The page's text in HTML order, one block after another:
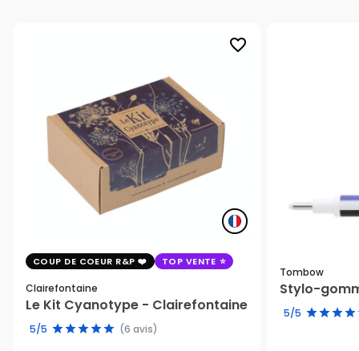
favorite_border
COUP DE COEUR R&P TOP VENTE
Clairefontaine
Le Kit Cyanotype - Clairefontaine
5/5 (6 avis)
Tombow
Stylo-
5/5